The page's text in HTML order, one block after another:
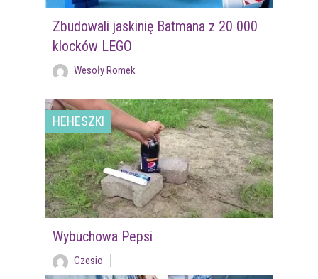
Zbudowali jaskinię Batmana z 20 000
klocków LEGO
Wesoły Romek
HEHESZKI
Wybuchowa Pepsi
Czesio